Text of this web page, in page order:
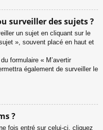
surveiller des sujets ?
un sujet en cliquant sur le
», souvent placé en haut et
formulaire « M’avertir
également de surveiller le
?
fois entré sur celui-ci, cliquez